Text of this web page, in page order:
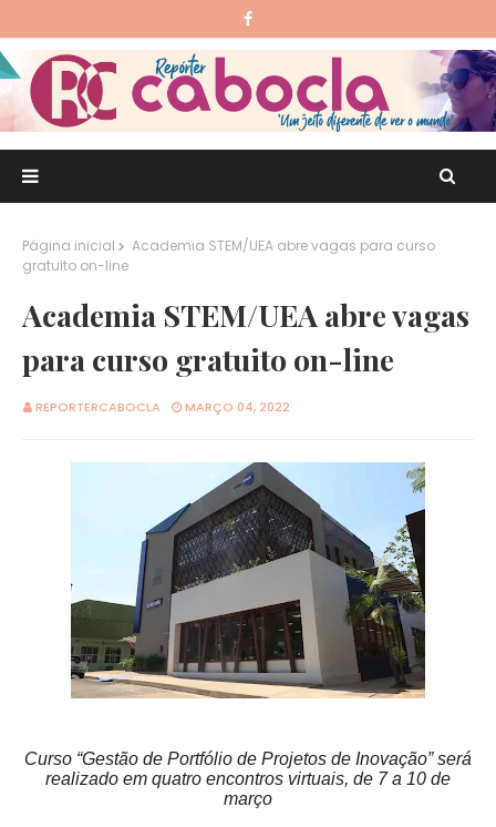
Página inicial
Academia STEM/UEA abre vagas para curso
gratuito on-line
Academia STEM/UEA abre vagas
para curso gratuito on-line
REPORTERCABOCLA MARÇO 04, 2022
Curso “Gestão de Portfólio de Projetos de Inovação” será
realizado em quatro encontros virtuais, de 7 a 10 de
março